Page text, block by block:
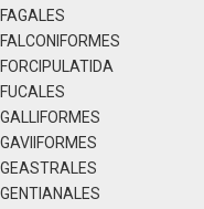
FAGALES
FALCONIFORMES
FORCIPULATIDA
FUCALES
GALLIFORMES
GAVIIFORMES
GEASTRALES
GENTIANALES